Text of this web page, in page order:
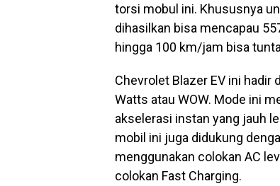
torsi mobul ini. Khususnya
dihasilkan bisa mencapau
hingga 100 km/jam bisa
Chevrolet Blazer EV ini hadir
Watts atau WOW. Mode ini
akselerasi instan yang jauh
mobil ini juga didukung
menggunakan colokan AC
colokan Fast Charging.